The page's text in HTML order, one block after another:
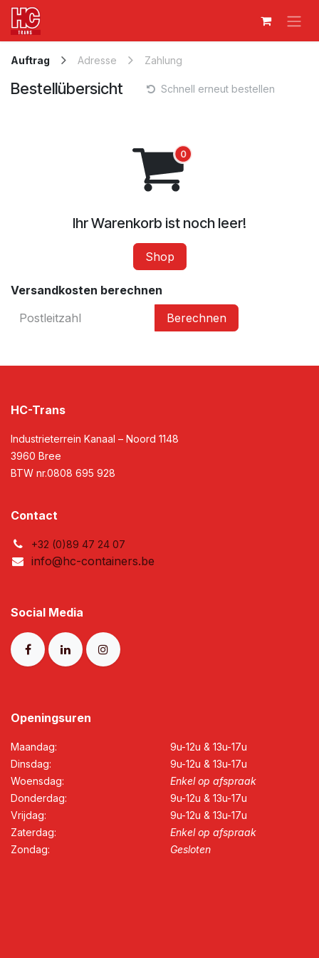
Zum Inhalt springen
Auftrag Adresse Zahlung
Bestellübersicht Schnell erneut bestellen
Ihr Warenkorb ist noch leer!
Shop
Versandkosten berechnen
Berechnen
HC-Trans
Industrieterrein Kanaal – Noord 1148
3960 Bree
BTW nr.0808 695 928​
Contact
+32 (0)89 47 24 07
info@hc-containers.be
Social Media
Openingsuren
Maandag:
Dinsdag:
Woensdag:
Donderdag:​​ ​
Vrijdag:​​​​
Zaterdag:
Zondag:
9u-12u ​& ​13u-17u
9u-12u & 13u-17u
Enkel o​p afspraak
9u-12u ​& 13u-17u
9u-12u ​& 13u-17u​​​​
Enkel o​p afspraak
Gesloten​